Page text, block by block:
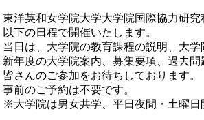
東洋英和女学院大学大学院国際協力研
以下の日程で開催いたします。
当日は、大学院の教育課程の説明、大
新年度の大学院案内、募集要項、過去問
皆さんのご参加をお待ちしております。
事前のご予約は不要です。
※大学院は男女共学、平日夜間・土曜日